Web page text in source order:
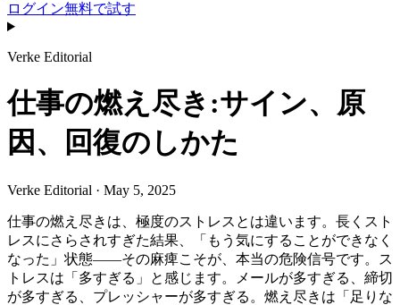
ログイン無料で試す
Verke Editorial
仕事の燃え尽き:サイン、原
因、回復のしかた
Verke Editorial · May 5, 2025
仕事の燃え尽きは、極度のストレスとは違います。長くスト
レスにさらされすぎた結果、「もう気にすることができなく
なった」状態——その麻痺こそが、本当の危険信号です。ス
トレスは「多すぎる」と感じます。メールが多すぎる、締切
が多すぎる、プレッシャーが多すぎる。燃え尽きは「足りな